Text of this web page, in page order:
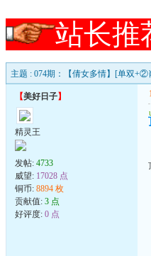
站长推
主题 : 074期：【倩女多情】[单双
【美好日子】
精灵王
发帖: 4733
威望: 17028 点
铜币: 8894 枚
贡献值: 3 点
好评度: 0 点